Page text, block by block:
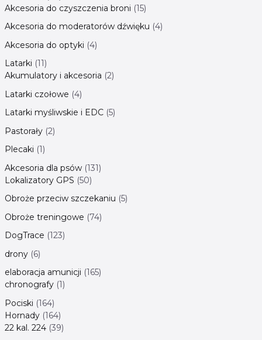
Akcesoria do czyszczenia broni 15
Akcesoria do moderatorów dźwięku 4
Akcesoria do optyki 4
Latarki 11
Akumulatory i akcesoria 2
Latarki czołowe 4
Latarki myśliwskie i EDC 5
Pastorały 2
Plecaki 1
Akcesoria dla psów 131
Lokalizatory GPS 50
Obroże przeciw szczekaniu 5
Obroże treningowe 74
DogTrace 123
drony 6
elaboracja amunicji 165
chronografy 1
Pociski 164
Hornady 164
22 kal. 224 39